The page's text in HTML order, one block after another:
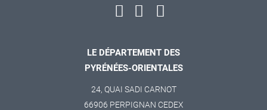
LE DÉPARTEMENT DES
PYRÉNÉES-ORIENTALES
24, QUAI SADI CARNOT
66906 PERPIGNAN CEDEX